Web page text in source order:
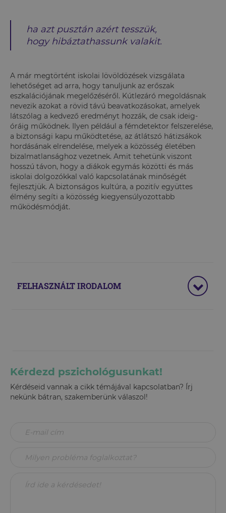
ha azt pusztán azért tesszük,
hogy hibáztathassunk valakit.
A már megtörtént iskolai lövöldözések vizsgálata
lehetőséget ad arra, hogy tanuljunk az erőszak
eszkalációjának megelőzéséről. Kútlezáró megoldásnak
nevezik azokat a rövid távú beavatkozásokat, amelyek
látszólag a kedvező eredményt hozzák, de csak ideig-
óráig működnek. Ilyen például a fémdetektor felszerelése,
a biztonsági kapu működtetése, az átlátszó hátizsákok
hordásának elrendelése, melyek a közösség életében
bizalmatlansághoz vezetnek. Amit tehetünk viszont
hosszú távon, hogy a diákok egymás közötti és más
iskolai dolgozókkal való kapcsolatának minőségét
fejlesztjük. A biztonságos kultúra, a pozitív együttes
élmény segíti a közösség kiegyensúlyozottabb
működésmódját.
FELHASZNÁLT IRODALOM
Kérdezd pszichológusunkat!
Kérdéseid vannak a cikk témájával kapcsolatban? Írj
nekünk bátran, szakemberünk válaszol!